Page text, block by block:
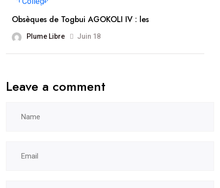
Obsèques de Togbui AGOKOLI IV : les
Plume Libre Juin 18
Leave a comment